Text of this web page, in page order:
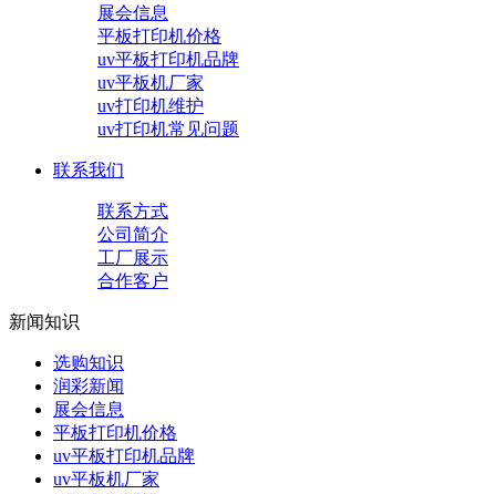
展会信息
平板打印机价格
uv平板打印机品牌
uv平板机厂家
uv打印机维护
uv打印机常见问题
联系我们
联系方式
公司简介
工厂展示
合作客户
新闻知识
选购知识
润彩新闻
展会信息
平板打印机价格
uv平板打印机品牌
uv平板机厂家